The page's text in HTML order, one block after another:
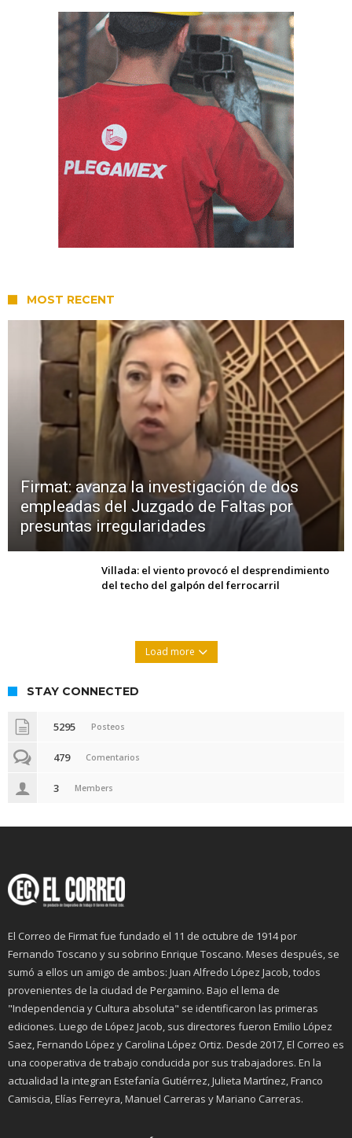
MOST RECENT
Firmat: avanza la investigación de dos
empleadas del Juzgado de Faltas por
presuntas irregularidades
Villada: el viento provocó el desprendimiento
del techo del galpón del ferrocarril
Load more
STAY CONNECTED
5295 Posteos
479 Comentarios
3 Members
El Correo de Firmat fue fundado el 11 de octubre de 1914 por
Fernando Toscano y su sobrino Enrique Toscano. Meses después, se
sumó a ellos un amigo de ambos: Juan Alfredo López Jacob, todos
provenientes de la ciudad de Pergamino. Bajo el lema de
"Independencia y Cultura absoluta" se identificaron las primeras
ediciones. Luego de López Jacob, sus directores fueron Emilio López
Saez, Fernando López y Carolina López Ortiz. Desde 2017, El Correo es
una cooperativa de trabajo conducida por sus trabajadores. En la
actualidad la integran Estefanía Gutiérrez, Julieta Martínez, Franco
Camiscia, Elías Ferreyra, Manuel Carreras y Mariano Carreras.